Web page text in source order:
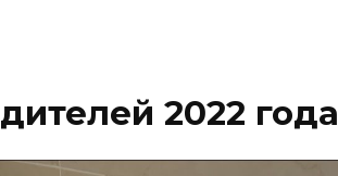
2022 года